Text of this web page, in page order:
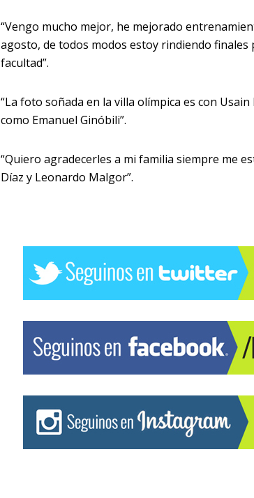
“Vengo mucho mejor, he mejorado
agosto, de todos modos estoy rindiendo finales
facultad”.
“La foto soñada en la villa olímpica es con
como Emanuel Ginóbili”.
“Quiero agradecerles a mi familia siempre me
Díaz y Leonardo Malgor”.